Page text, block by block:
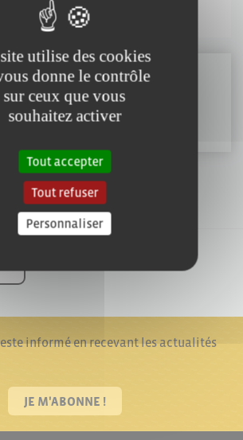
cette fiche
informé en recevant les actualités
JE M'ABONNE !
utilise des cookies
donne le contrôle
sur ceux que vous
souhaitez activer
Tout accepter
Tout refuser
Personnaliser